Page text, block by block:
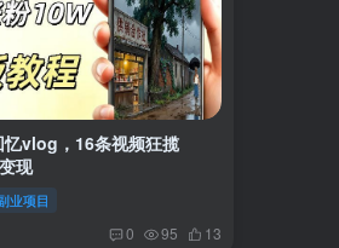
vlog，16条视频狂揽
现
业项目
0 95 13